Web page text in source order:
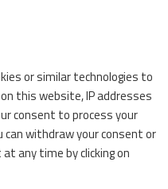
or similar technologies to
this website, IP addresses
consent to process your
withdraw your consent or
any time by clicking on
van
nog niet gereageerd op de
oudere ex-atleten vecht,
doelgroep.